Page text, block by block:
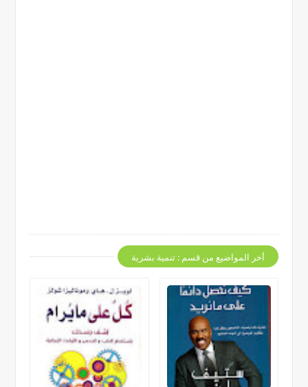
أخر المواضيع من قسم : تنمية بشرية